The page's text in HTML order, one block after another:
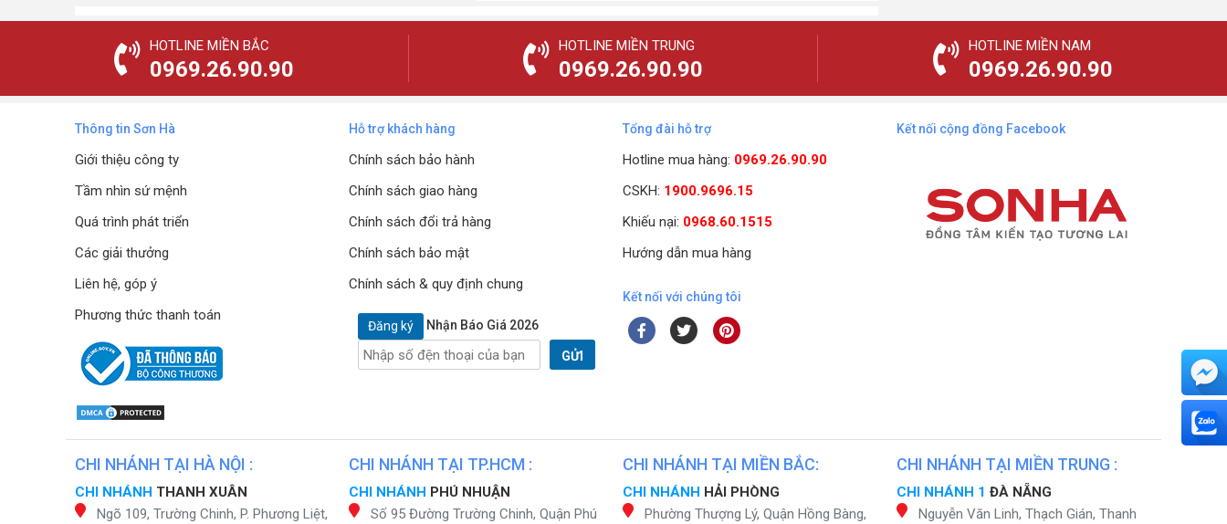
HOTLINE MIỀN BẮC
0969.26.90.90
HOTLINE MIỀN TRUNG
0969.26.90.90
HOTLINE MIỀN NAM
0969.26.90.90
Thông tin Sơn Hà
Giới thiệu công ty
Tầm nhìn sứ mệnh
Quá trình phát triển
Các giải thưởng
Liên hệ, góp ý
Phương thức thanh toán
Hỗ trợ khách hàng
Chính sách bảo hành
Chính sách giao hàng
Chính sách đổi trả hàng
Chính sách bảo mật
Chính sách & quy định chung
Đăng ký Nhận Báo Giá 2026
GỬI
Tổng đài hỗ trợ
Hotline mua hàng: 0969.26.90.90
CSKH: 1900.9696.15
Khiếu nại: 0968.60.1515
Hướng dẫn mua hàng
Kết nối với chúng tôi
Kết nối cộng đồng Facebook
CHI NHÁNH TẠI HÀ NỘI :
CHI NHÁNH THANH XUÂN
Ngõ 109, Trường Chinh, P. Phương Liệt,
CHI NHÁNH TẠI TP.HCM :
CHI NHÁNH PHÚ NHUẬN
Số 95 Đường Trường Chinh, Quận Phú
CHI NHÁNH TẠI MIỀN BẮC:
CHI NHÁNH HẢI PHÒNG
Phường Thượng Lý, Quận Hồng Bàng,
CHI NHÁNH TẠI MIỀN TRUNG :
CHI NHÁNH 1 ĐÀ NẴNG
Nguyễn Văn Linh, Thạch Gián, Thanh